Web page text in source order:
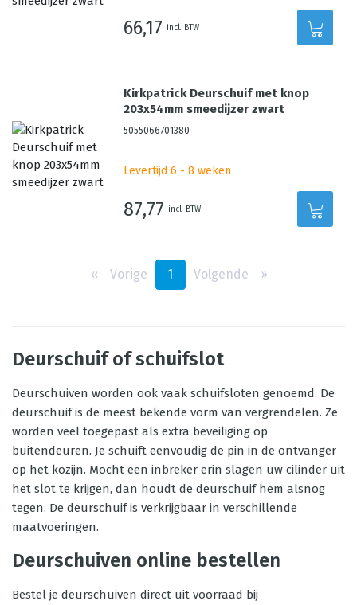
66,17 incl. BTW
Kirkpatrick Deurschuif met knop
203x54mm smeedijzer zwart
5055066701380
Levertijd 6 - 8 weken
87,77 incl. BTW
‹‹ Vorige 1 Volgende ››
Deurschuif of schuifslot
Deurschuiven worden ook vaak schuifsloten genoemd. De
deurschuif is de meest bekende vorm van vergrendelen. Ze
worden veel toegepast als extra beveiliging op
buitendeuren. Je schuift eenvoudig de pin in de ontvanger
op het kozijn. Mocht een inbreker erin slagen uw cilinder uit
het slot te krijgen, dan houdt de deurschuif hem alsnog
tegen. De deurschuif is verkrijgbaar in verschillende
maatvoeringen.
Deurschuiven online bestellen
Bestel je deurschuiven direct uit voorraad bij